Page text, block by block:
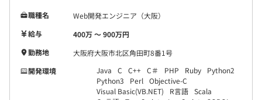
職種名
Web開発エンジニア（大阪）
給与
400万 〜 900万円
勤務地
大阪府大阪市北区角田町8番1号
開発環境
Java C C++ C＃ PHP Ruby
Python2
Python3
Perl Objective-C
Visual Basic(VB.NET)
R言語 Scala